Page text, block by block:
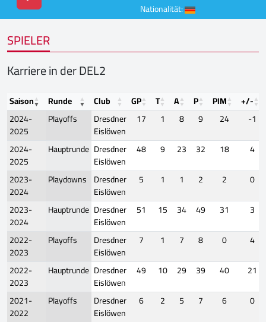
Nationalität:
SPIELER
Karriere in der DEL2
Saison Runde Club GP T A P PIM
+/-
2024-
2025
Playoffs
Dresdner
Eislöwen
17 1 8 9 24
-1
2024-
2025
Hauptrunde Dresdner
Eislöwen
48 9 23 32 18
4
2023-
2024
Playdowns Dresdner
Eislöwen
5 1 1 2 2
0
2023-
2024
Hauptrunde Dresdner
Eislöwen
51 15 34 49 31
3
2022-
2023
Playoffs
Dresdner
Eislöwen
7 1 7 8 0
4
2022-
2023
Hauptrunde Dresdner
Eislöwen
49 10 29 39 40
21
2021-
2022
Playoffs
Dresdner
Eislöwen
6 2 5 7 6
0